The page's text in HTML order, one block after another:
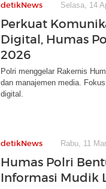
detikNews Selasa, 14
Perkuat
Digital, Humas
2026
Polri menggelar Rakernis
dan manajemen media.
digital.
detikNews Rabu, 11
Humas Polri
Informasi Mudik